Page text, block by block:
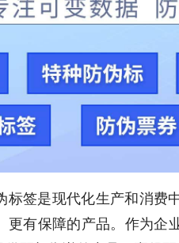
标签是现代化生产和消费
更有保障的产品。作为企